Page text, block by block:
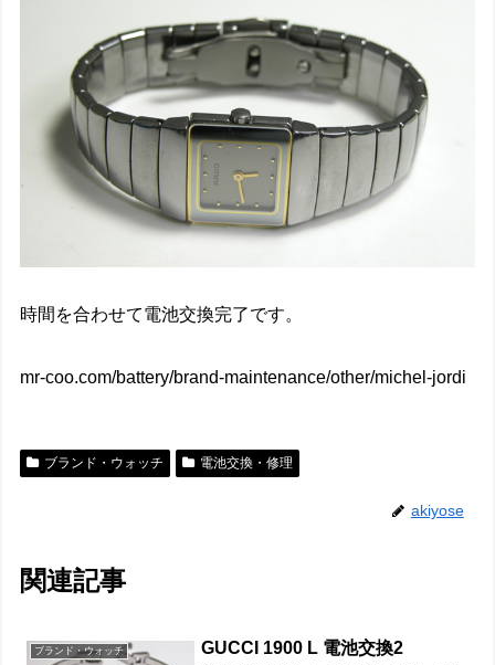
時間を合わせて電池交換完了です。
mr-coo.com/battery/brand-maintenance/other/michel-jordi
ブランド・ウォッチ 電池交換・修理
akiyose
関連記事
ブランド・ウォッチ GUCCI 1900 L 電池交換2